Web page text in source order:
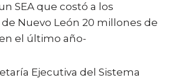
SEA que costó a los
Nuevo León 20 millones de
el último año-
Ejecutiva del Sistema